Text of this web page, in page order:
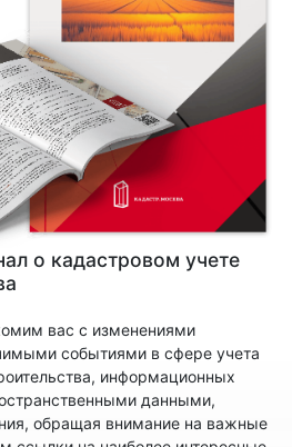
о кадастровом учете
вас с изменениями
событиями в сфере учета
информационных
данными,
обращая внимание на важные